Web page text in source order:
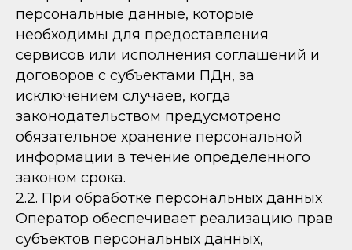
персональные данные, которые
необходимы для предоставления
сервисов или исполнения соглашений и
договоров с субъектами ПДн, за
исключением случаев, когда
законодательством предусмотрено
обязательное хранение персональной
информации в течение определенного
законом срока.
2.2. При обработке персональных данных
Оператор обеспечивает реализацию прав
субъектов персональных данных,